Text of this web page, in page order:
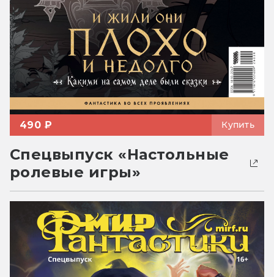
490 ₽ Купить
Спецвыпуск «Настольные
ролевые игры»